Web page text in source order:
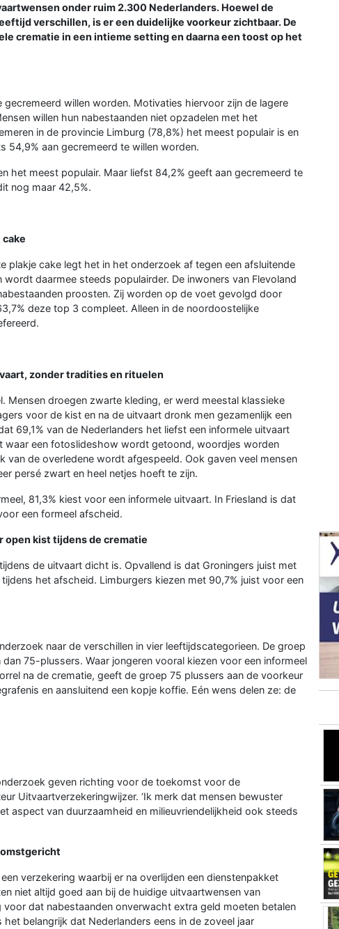
onder ruim 2.300 Nederlanders. Hoewel de
verschillen, is er een duidelijke voorkeur zichtbaar. De
crematie in een intieme setting en daarna een toost op het
willen worden. Motivaties hiervoor zijn de lagere
willen hun nabestaanden niet opzadelen met het
in de provincie Limburg (78,8%) het meest populair is en
54,9% aan gecremeerd te willen worden.
het meest populair. Maar liefst 84,2% geeft aan gecremeerd te
nog maar 42,5%.
plakje cake legt het in het onderzoek af tegen een afsluitende
daarmee steeds populairder. De inwoners van Flevoland
proosten. Zij worden op de voet gevolgd door
deze top 3 compleet. Alleen in de noordoostelijke
zonder tradities en rituelen
Mensen droegen zwarte kleding, er werd meestal klassieke
voor de kist en na de uitvaart dronk men gezamenlijk een
69,1% van de Nederlanders het liefst een informele uitvaart
waar een fotoslideshow wordt getoond, woordjes worden
van de overledene wordt afgespeeld. Ook gaven veel mensen
persé zwart en heel netjes hoeft te zijn.
81,3% kiest voor een informele uitvaart. In Friesland is dat
een formeel afscheid.
open kist tijdens de crematie
de uitvaart dicht is. Opvallend is dat Groningers juist met
het afscheid. Limburgers kiezen met 90,7% juist voor een
naar de verschillen in vier leeftijdscategorieen. De groep
75-plussers. Waar jongeren vooral kiezen voor een informeel
na de crematie, geeft de groep 75 plussers aan de voorkeur
en aansluitend een kopje koffie. Eén wens delen ze: de
geven richting voor de toekomst voor de
Uitvaartverzekeringwijzer. ‘Ik merk dat mensen bewuster
aspect van duurzaamheid en milieuvriendelijkheid ook steeds
verzekering waarbij er na overlijden een dienstenpakket
niet altijd goed aan bij de huidige uitvaartwensen van
dat nabestaanden onverwacht extra geld moeten betalen
belangrijk dat Nederlanders eens in de zoveel jaar